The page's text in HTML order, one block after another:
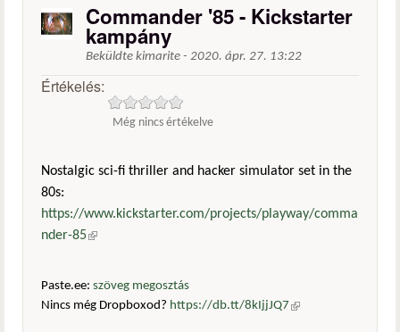
Commander '85 - Kickstarter
kampány
Beküldte kimarite - 2020. ápr. 27. 13:22
Értékelés:
Még nincs értékelve
Nostalgic sci-fi thriller and hacker simulator set in the
80s:
https://www.kickstarter.com/projects/playway/comma
nder-85(külső hivatkozás)
Paste.ee: szöveg megosztás
Nincs még Dropboxod? https://db.tt/8kIjjJQ7 (külső